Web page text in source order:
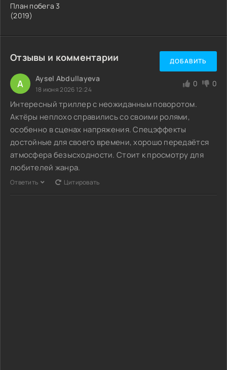
План побега 3
(2019)
Отзывы и комментарии ДОБАВИТЬ
A Aysel Abdullayeva
18 июня 2026 12:24
0 0
Интересный триллер с неожиданным поворотом.
Актёры неплохо справились со своими ролями,
особенно в сценах напряжения. Спецэффекты
достойные для своего времени, хорошо передаётся
атмосфера безысходности. Стоит к просмотру для
любителей жанра.
Ответить Цитировать